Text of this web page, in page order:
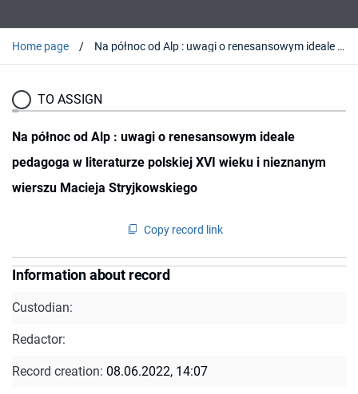
Home page Na północ od Alp : uwagi o renesansowym ideale pedagoga w literaturze polskiej XVI wieku i nieznanym wierszu Macieja Stryjkowskiego
TO ASSIGN
Na północ od Alp : uwagi o renesansowym ideale
pedagoga w literaturze polskiej XVI wieku i nieznanym
wierszu Macieja Stryjkowskiego
Copy record link
Information about record
Custodian:
Redactor:
Record creation: 08.06.2022, 14:07